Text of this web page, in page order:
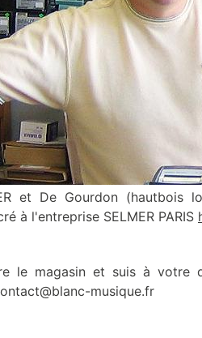
et De Gourdon (hautbois
à l'entreprise SELMER PARIS
le magasin et suis à votre
musique.fr